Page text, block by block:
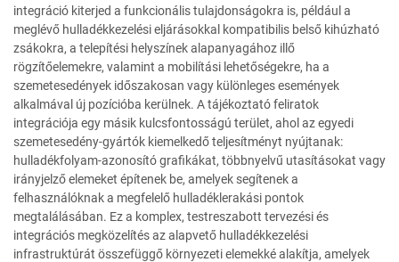
integráció kiterjed a funkcionális tulajdonságokra is, például a
meglévő hulladékkezelési eljárásokkal kompatibilis belső kihúzható
zsákokra, a telepítési helyszínek alapanyagához illő
rögzítőelemekre, valamint a mobilítási lehetőségekre, ha a
szemetesedények időszakosan vagy különleges események
alkalmával új pozícióba kerülnek. A tájékoztató feliratok
integrációja egy másik kulcsfontosságú terület, ahol az egyedi
szemetesedény-gyártók kiemelkedő teljesítményt nyújtanak:
hulladékfolyam-azonosító grafikákat, többnyelvű utasításokat vagy
irányjelző elemeket építenek be, amelyek segítenek a
felhasználóknak a megfelelő hulladéklerakási pontok
megtalálásában. Ez a komplex, testreszabott tervezési és
integrációs megközelítés az alapvető hulladékkezelési
infrastruktúrát összefüggő környezeti elemekké alakítja, amelyek